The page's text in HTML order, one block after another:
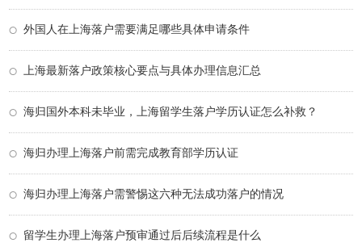
外国人在上海落户需要满足哪些具体申请条件
上海最新落户政策核心要点与具体办理信息汇总
海归国外本科未毕业，上海留学生落户学历认证怎么补救？
海归办理上海落户前需完成教育部学历认证
海归办理上海落户需警惕这六种无法成功落户的情况
留学生办理上海落户预审通过后后续流程是什么